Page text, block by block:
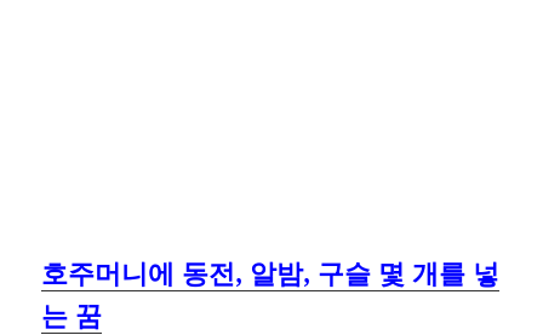
호주머니에 동전, 알밤, 구슬 몇 개를 넣
는 꿈